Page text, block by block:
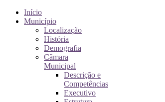
Início
Município
Localização
História
Demografia
Câmara
Municipal
Descrição e
Competências
Executivo